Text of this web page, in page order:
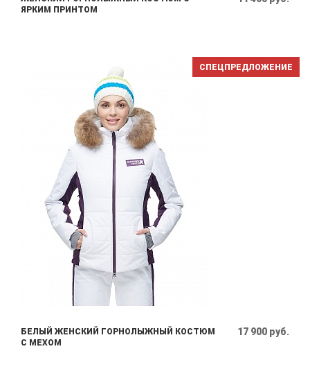
ЯРКИМ ПРИНТОМ
СПЕЦПРЕДЛОЖЕНИЕ
БЕЛЫЙ ЖЕНСКИЙ ГОРНОЛЫЖНЫЙ КОСТЮМ
С МЕХОМ
17 900 руб.